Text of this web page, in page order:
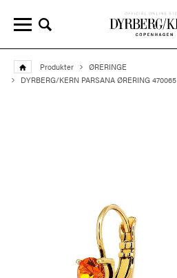
Produkter
ØRERINGE
DYRBERG/KERN PARSANA ØRERING 470065